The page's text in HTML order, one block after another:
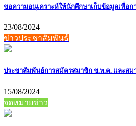
ขอความอนุเคราะห์ให้นักศึกษาเก็บข้อมูลเพื่อก
23/08/2024
ข่าวประชาสัมพันธ์
ประชาสัมพันธ์การสมัครสมาชิก ช.พ.ค. และสม
15/08/2024
จดหมายข่าว